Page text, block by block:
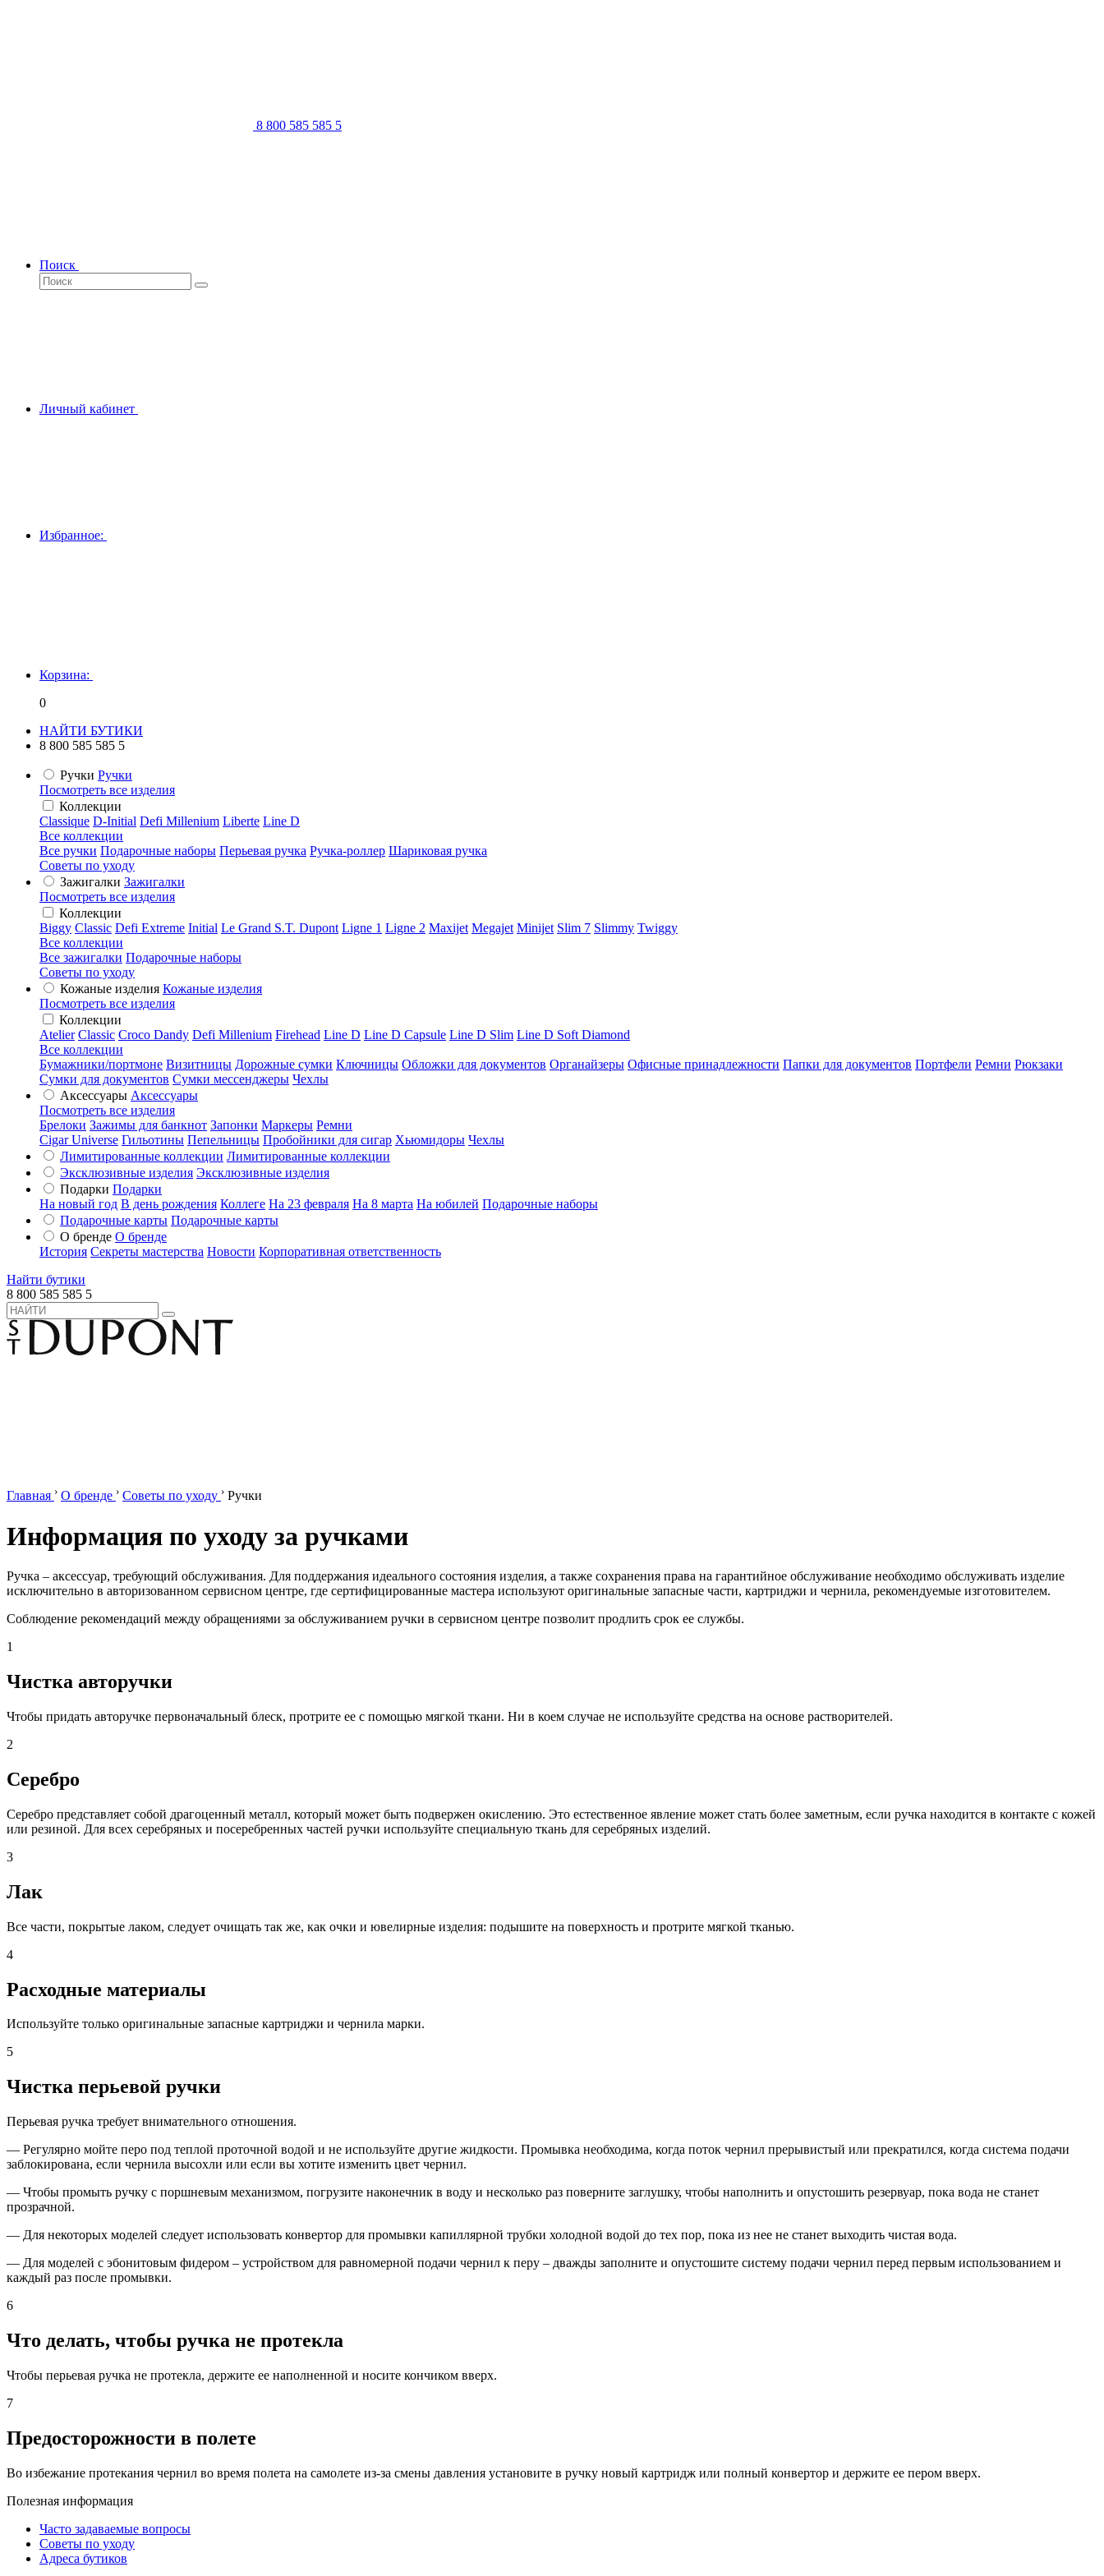
8 800 585 585 5
Поиск
Личный кабинет
Избранное:
Корзина:
0
НАЙТИ БУТИКИ
8 800 585 585 5
Ручки Ручки
Посмотреть все изделия
Коллекции
Classique D-Initial Defi Millenium Liberte Line D
Все коллекции
Все ручки Подарочные наборы Перьевая ручка Ручка-роллер Шариковая ручка
Советы по уходу
Зажигалки Зажигалки
Посмотреть все изделия
Коллекции
Biggy Classic Defi Extreme Initial Le Grand S.T. Dupont Ligne 1 Ligne 2 Maxijet Megajet Minijet Slim 7 Slimmy Twiggy
Все коллекции
Все зажигалки Подарочные наборы
Советы по уходу
Кожаные изделия Кожаные изделия
Посмотреть все изделия
Коллекции
Atelier Classic Croco Dandy Defi Millenium Firehead Line D Line D Capsule Line D Slim Line D Soft Diamond
Все коллекции
Бумажники/портмоне Визитницы Дорожные сумки Ключницы Обложки для документов Органайзеры Офисные принадлежности Папки для документов Портфели Ремни Рюкзаки
Сумки для документов Сумки мессенджеры Чехлы
Аксессуары Аксессуары
Посмотреть все изделия
Брелоки Зажимы для банкнот Запонки Маркеры Ремни
Cigar Universe Гильотины Пепельницы Пробойники для сигар Хьюмидоры Чехлы
Лимитированные коллекции Лимитированные коллекции
Эксклюзивные изделия Эксклюзивные изделия
Подарки Подарки
На новый год В день рождения Коллеге На 23 февраля На 8 марта На юбилей Подарочные наборы
Подарочные карты Подарочные карты
О бренде О бренде
История Секреты мастерства Новости Корпоративная ответственность
Найти бутики
8 800 585 585 5
Главная › О бренде › Советы по уходу › Ручки
Информация по уходу за ручками
Ручка – аксессуар, требующий обслуживания. Для поддержания идеального состояния изделия, а также сохранения права на гарантийное обслуживание необходимо обслуживать изделие
исключительно в авторизованном сервисном центре, где сертифицированные мастера используют оригинальные запасные части, картриджи и чернила, рекомендуемые изготовителем.
Соблюдение рекомендаций между обращениями за обслуживанием ручки в сервисном центре позволит продлить срок ее службы.
1
Чистка авторучки
Чтобы придать авторучке первоначальный блеск, протрите ее с помощью мягкой ткани. Ни в коем случае не используйте средства на основе растворителей.
2
Серебро
Серебро представляет собой драгоценный металл, который может быть подвержен окислению. Это естественное явление может стать более заметным, если ручка находится в контакте с кожей
или резиной. Для всех серебряных и посеребренных частей ручки используйте специальную ткань для серебряных изделий.
3
Лак
Все части, покрытые лаком, следует очищать так же, как очки и ювелирные изделия: подышите на поверхность и протрите мягкой тканью.
4
Расходные материалы
Используйте только оригинальные запасные картриджи и чернила марки.
5
Чистка перьевой ручки
Перьевая ручка требует внимательного отношения.
— Регулярно мойте перо под теплой проточной водой и не используйте другие жидкости. Промывка необходима, когда поток чернил прерывистый или прекратился, когда система подачи
заблокирована, если чернила высохли или если вы хотите изменить цвет чернил.
— Чтобы промыть ручку с поршневым механизмом, погрузите наконечник в воду и несколько раз поверните заглушку, чтобы наполнить и опустошить резервуар, пока вода не станет
прозрачной.
— Для некоторых моделей следует использовать конвертор для промывки капиллярной трубки холодной водой до тех пор, пока из нее не станет выходить чистая вода.
— Для моделей с эбонитовым фидером – устройством для равномерной подачи чернил к перу – дважды заполните и опустошите систему подачи чернил перед первым использованием и
каждый раз после промывки.
6
Что делать, чтобы ручка не протекла
Чтобы перьевая ручка не протекла, держите ее наполненной и носите кончиком вверх.
7
Предосторожности в полете
Во избежание протекания чернил во время полета на самолете из-за смены давления установите в ручку новый картридж или полный конвертор и держите ее пером вверх.
Полезная информация
Часто задаваемые вопросы
Советы по уходу
Адреса бутиков